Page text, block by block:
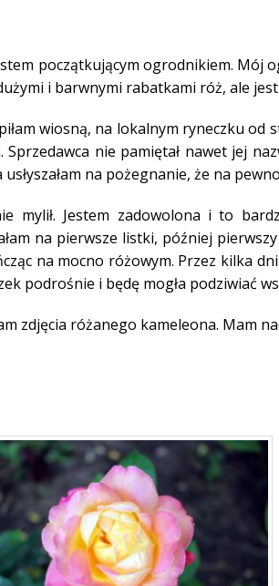
początkującym ogrodnikiem. Mój
i barwnymi rabatkami róż, ale
wiosną, na lokalnym ryneczku od
nie pamiętał nawet jej
na pożegnanie, że na
mylił. Jestem zadowolona i to
na pierwsze listki, później
na mocno różowym. Przez kilka
podrośnie i będę mogła podziwiać
zdjęcia różanego kameleona. Mam